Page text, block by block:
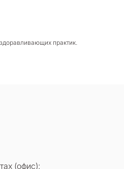
практик.
(офис):